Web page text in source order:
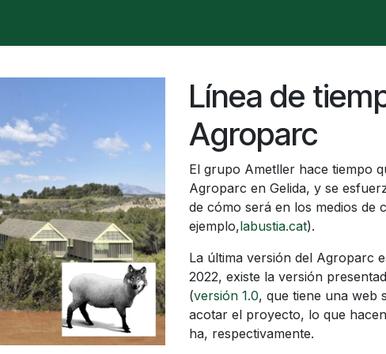
Línea de
Agroparc
El grupo Ametller hace tiempo
Agroparc en Gelida, y se
de cómo será en los medios de
ejemplo,labustia.cat).
La última versión del Agroparc
2022, existe la versión
(versión 1.0, que tiene una web
acotar el proyecto, lo que
ha, respectivamente.